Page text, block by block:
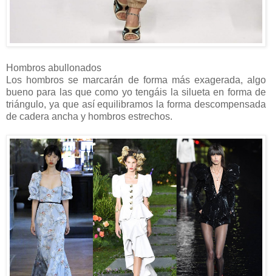
Hombros abullonados
Los hombros se marcarán de forma más exagerada, algo
bueno para las que como yo tengáis la silueta en forma de
triángulo, ya que así equilibramos la forma descompensada
de cadera ancha y hombros estrechos.